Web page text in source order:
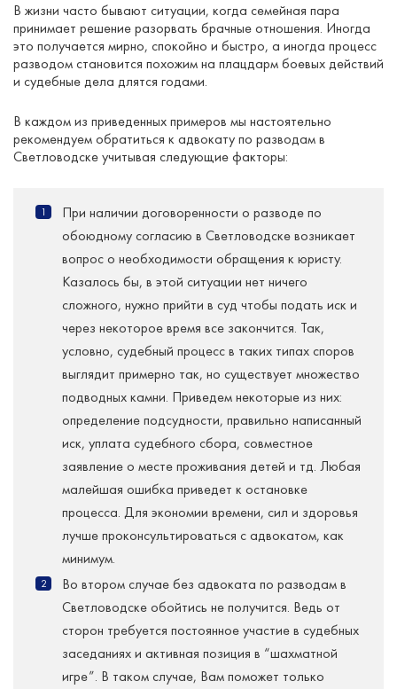
В жизни часто бывают ситуации, когда семейная пара
принимает решение разорвать брачные отношения. Иногда
это получается мирно, спокойно и быстро, а иногда процесс
разводом становится похожим на плацдарм боевых действий
и судебные дела длятся годами.
В каждом из приведенных примеров мы настоятельно
рекомендуем обратиться к адвокату по разводам в
Светловодске учитывая следующие факторы:
При наличии договоренности о разводе по
обоюдному согласию в Светловодске возникает
вопрос о необходимости обращения к юристу.
Казалось бы, в этой ситуации нет ничего
сложного, нужно прийти в суд чтобы подать иск и
через некоторое время все закончится. Так,
условно, судебный процесс в таких типах споров
выглядит примерно так, но существует множество
подводных камни. Приведем некоторые из них:
определение подсудности, правильно написанный
иск, уплата судебного сбора, совместное
заявление о месте проживания детей и тд. Любая
малейшая ошибка приведет к остановке
процесса. Для экономии времени, сил и здоровья
лучше проконсультироваться с адвокатом, как
минимум.
Во втором случае без адвоката по разводам в
Светловодске обойтись не получится. Ведь от
сторон требуется постоянное участие в судебных
заседаниях и активная позиция в “шахматной
игре”. В таком случае, Вам поможет только